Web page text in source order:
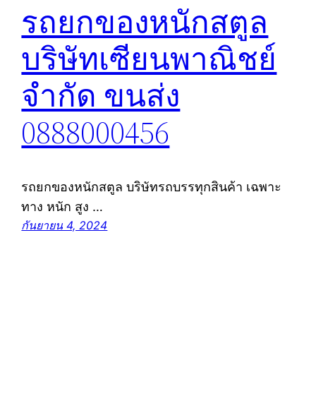
รถยกของหนักสตูล
บริษัทเซียนพาณิชย์
จำกัด ขนส่ง
0888000456
รถยกของหนักสตูล บริษัทรถบรรทุกสินค้า เฉพาะ
ทาง หนัก สูง …
กันยายน 4, 2024